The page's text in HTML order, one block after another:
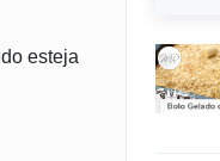
esteja